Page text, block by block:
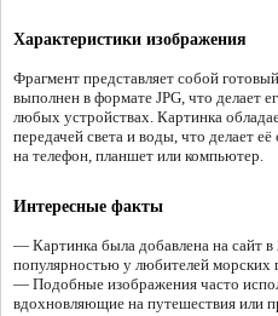
Характеристики изображения
Фрагмент представляет собой
выполнен в формате JPG, что делает
любых устройствах. Картинка
передачей света и воды, что делает
на телефон, планшет или компьютер.
Интересные факты
— Картинка была добавлена на сайт в
популярностью у любителей морских
— Подобные изображения часто
вдохновляющие на путешествия или